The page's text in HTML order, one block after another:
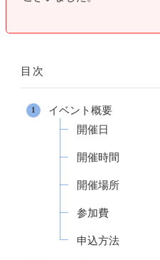
目次
イベント概要
開催日
開催時間
開催場所
参加費
申込方法